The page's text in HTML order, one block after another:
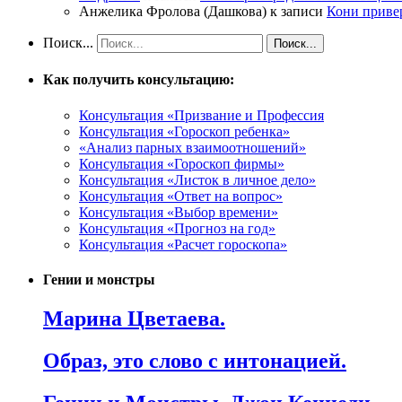
Анжелика Фролова (Дашкова) к записи Кони
Поиск...
Как получить консультацию:
Консультация «Призвание и Профессия
Консультация «Гороскоп ребенка»
«Анализ парных взаимоотношений»
Консультация «Гороскоп фирмы»
Консультация «Листок в личное дело»
Консультация «Ответ на вопрос»
Консультация «Выбор времени»
Консультация «Прогноз на год»
Консультация «Расчет гороскопа»
Гении и монстры
Марина Цветаева.
Образ, это слово с интонацией.